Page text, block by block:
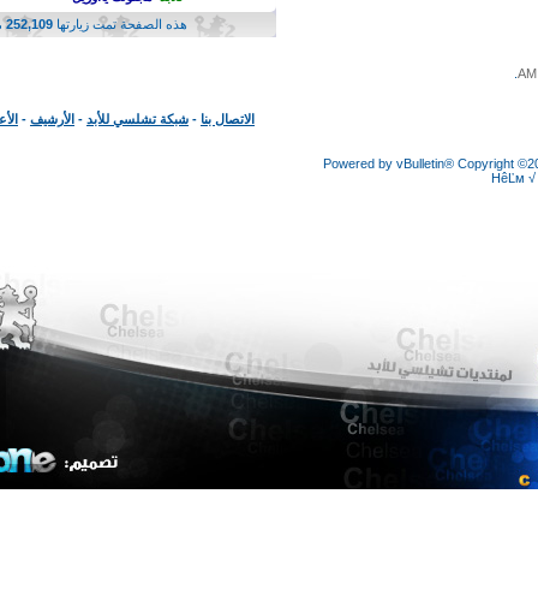
هذه الصفحة تمت زيارتها252,109مرة
الاتصال بنا- شبكة تشلسي للأبد -الأرشيف-الأعلى
Powered by vBulletin®